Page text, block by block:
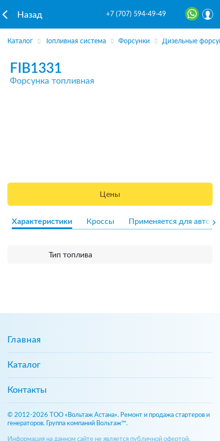
Назад +7 (707) 594-49-49
Каталог Топливная система Форсунки Дизельные
FIB1331
Форсунка топливная
Цены
Характеристики Кроссы Применяется для авто
Тип топлива
Главная
Каталог
Контакты
© 2012-2026 ТОО «Вольтаж Астана». Ремонт и продажа стартеров и
генераторов. Группа компаний Вольтаж™.
Информация на данном сайте не является публичной офертой,